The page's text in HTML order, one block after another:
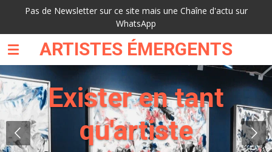
Passer
contenu
principalARTISTES ÉMERGENTS
Pas de Newsletter sur ce site mais une Chaîne d'actu sur
WhatsApp
Exister en tant
qu'artiste